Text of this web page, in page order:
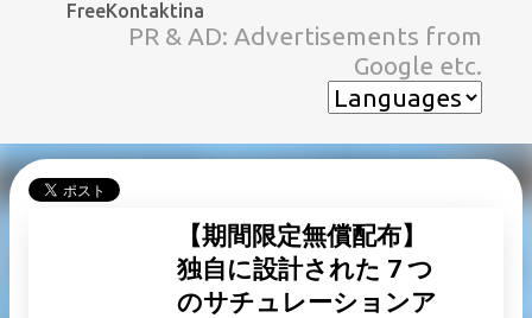
スキップしてメイン コンテンツに移動
FreeKontaktina
PR & AD: Advertisements from
Google etc.
【期間限定無償配布】
独自に設計された 7 つ
のサチュレーションア